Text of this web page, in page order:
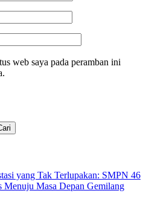
web saya pada peramban ini